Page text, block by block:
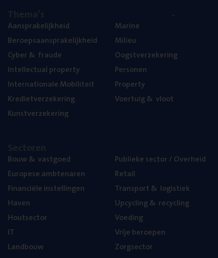
Aan­spra­ke­lijk­heid
Beroeps­aan­spra­ke­lijk­heid
Cyber& fraude
Intel­lec­tu­al property
Inter­na­ti­o­na­le Mobiliteit
Kre­diet­ver­ze­ke­ring
Kunst­ver­ze­ke­ring
Mari­ne
Mili­eu
Oogst­ver­ze­ke­ring
Per­so­nen
Pro­per­ty
Voer­tuig& vloot
Bouw& vastgoed
Euro­pe­se ambtenaren
Finan­ci­ë­le instellingen
Haven
Hout­sec­tor
IT
Land­bouw
Publie­ke sec­tor / Overheid
Retail
Trans­port& logistiek
Upcy­cling& recycling
Voe­ding
Vrije beroe­pen
Zorg­sec­tor